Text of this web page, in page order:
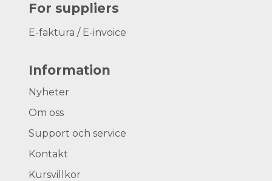
For suppliers
E-faktura / E-invoice
Information
Nyheter
Om oss
Support och service
Kontakt
Kursvillkor